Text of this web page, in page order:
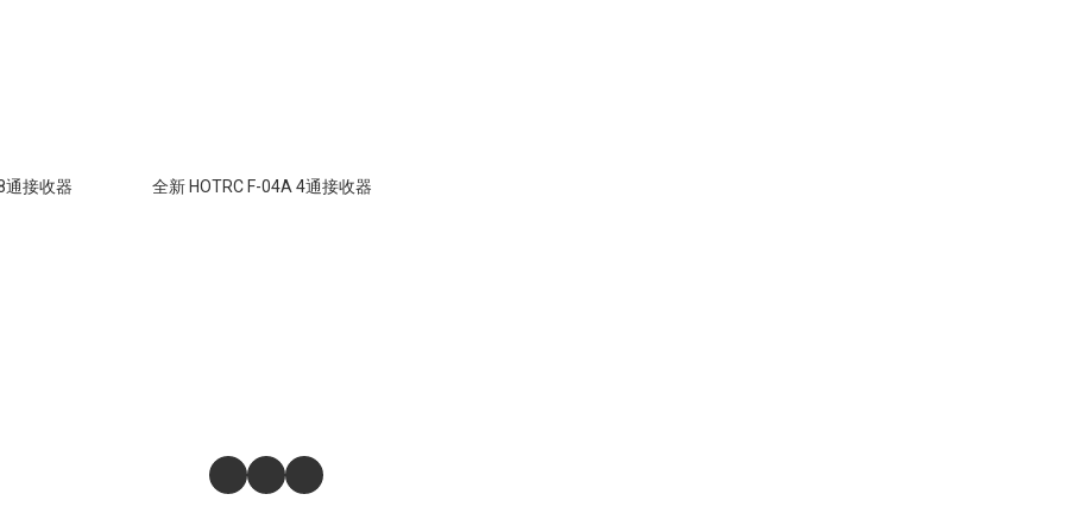
通接收器 全新 HOTRC F-04A 4通接收器